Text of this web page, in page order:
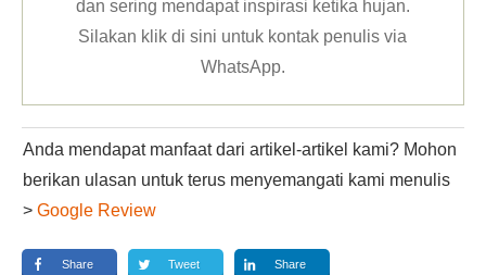
dan sering mendapat inspirasi ketika hujan.
Silakan klikdi sini untuk kontak penulis via
WhatsApp.
Anda mendapat manfaat dari artikel-artikel kami? Mohon
berikan ulasan untuk terus menyemangati kami menulis
> Google Review
Share Tweet Share